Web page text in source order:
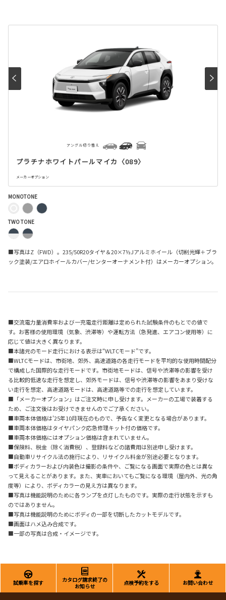
プラチナホワイトパールマイカ〈089〉
メーカーオプション
アングル切り替え
MONOTONE
TWO TONE
■写真はZ（FWD）。235/50R20タイヤ＆20×7½Jアルミホイール（切削光輝＋ブラ
ック塗装/エアロホイールカバー/センターオーナメント付）はメーカーオプション。
■交流電力量消費率および一充電走行距離は定められた試験条件のもとでの値で
す。お客様の使用環境（気象、渋滞等）や運転方法（急発進、エアコン使用等）に
応じて値は大きく異なります。
■本諸元のモード走行における表示は“WLTCモード”です。
■WLTCモードは、市街地、郊外、高速道路の各走行モードを平均的な使用時間配分
で構成した国際的な走行モードです。市街地モードは、信号や渋滞等の影響を受け
る比較的低速な走行を想定し、郊外モードは、信号や渋滞等の影響をあまり受けな
い走行を想定、高速道路モードは、高速道路等での走行を想定しています。
■「メーカーオプション」はご注文時に申し受けます。メーカーの工場で装着する
ため、ご注文後はお受けできませんのでご了承ください。
■車両本体価格は'25年10月現在のもので、予告なく変更となる場合があります。
■車両本体価格はタイヤパンク応急修理キット付の価格です。
■車両本体価格にはオプション価格は含まれていません。
■保険料、税金（除く消費税）、登録料などの諸費用は別途申し受けます。
■自動車リサイクル法の施行により、リサイクル料金が別途必要となります。
■ボディカラーおよび内装色は撮影の条件や、ご覧になる画面で実際の色とは異な
って見えることがあります。また、実車においてもご覧になる環境（屋内外、光の角
度等）により、ボディカラーの見え方は異なります。
■写真は機能説明のために各ランプを点灯したものです。実際の走行状態を示すも
のではありません。
■写真は機能説明のためにボディの一部を切断したカットモデルです。
■画面はハメ込み合成です。
■一部の写真は合成・イメージです。
試乗車を探す
カタログ請求終了の
お知らせ
点検予約をする お問い合わせ